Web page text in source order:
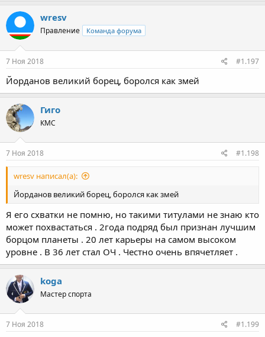
wresv
Правление Команда форума
7 Ноя 2018 #1.197
Йорданов великий борец, боролся как змей
Гиго
КМС
7 Ноя 2018 #1.198
wresv написал(а):
Йорданов великий борец, боролся как змей
Я его схватки не помню, но такими титулами не знаю кто
может похвастаться . 2года подряд был признан лучшим
борцом планеты . 20 лет карьеры на самом высоком
уровне . В 36 лет стал ОЧ . Честно очень впячетляет .
koga
Мастер спорта
7 Ноя 2018 #1.199